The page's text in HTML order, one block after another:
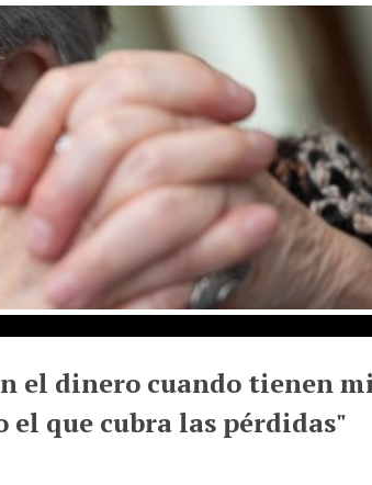
el dinero cuando tienen
el que cubra las pérdidas"